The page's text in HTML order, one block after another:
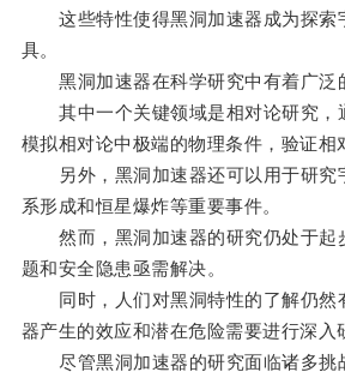
这些特性使得黑洞加速器成为探索
具。
黑洞加速器在科学研究中有着广泛
其中一个关键领域是相对论研究，
模拟相对论中极端的物理条件，验证相
另外，黑洞加速器还可以用于研究
系形成和恒星爆炸等重要事件。
然而，黑洞加速器的研究仍处于起
题和安全隐患亟需解决。
同时，人们对黑洞特性的了解仍然
器产生的效应和潜在危险需要进行深入
尽管黑洞加速器的研究面临诸多挑